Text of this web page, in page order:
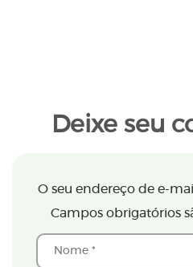
Deixe seu
O seu endereço de e-
Campos obrigatórios